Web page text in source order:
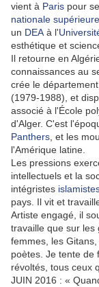
vient à Paris pour
nationale
un DEA à l'
esthétique et
Il retourne en
connaissances au
crée le
(1979-1988), et
associé à l'École
d'Alger. C'est
Panthers , et les
l'Amérique latine.
Les pressions
intellectuels et la
intégristes
pays. Il vit et
Artiste engagé, il
travaille que sur
femmes, les
poètes. Je tente de
révoltés, tous ceux
JUIN 2016 : «